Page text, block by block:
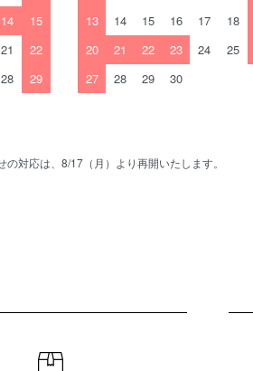
14
15
21
22
28
29
13
14 15 16 17 18
20
21 22 23 24 25
27
28 29 30
対応は、8/17（月）より再開いたします。